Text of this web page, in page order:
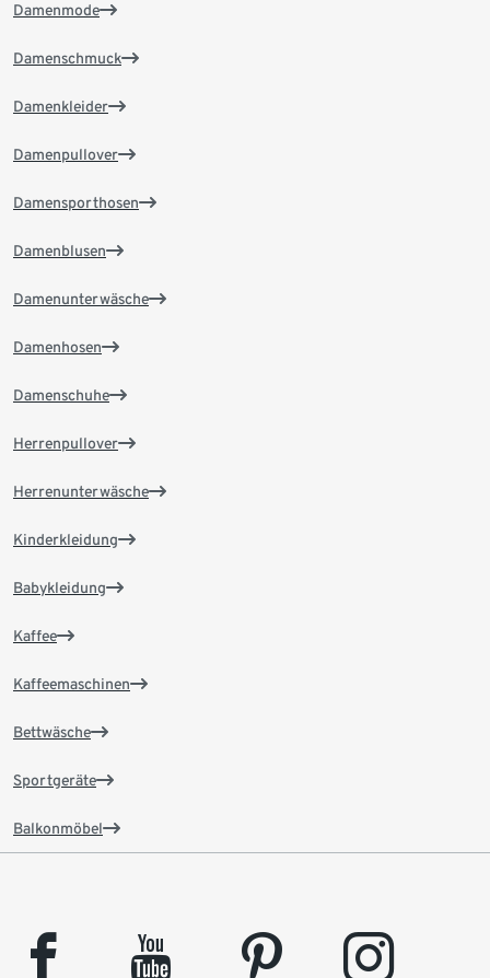
Damenmode
Damenschmuck
Damenkleider
Damenpullover
Damensporthosen
Damenblusen
Damenunterwäsche
Damenhosen
Damenschuhe
Herrenpullover
Herrenunterwäsche
Kinderkleidung
Babykleidung
Kaffee
Kaffeemaschinen
Bettwäsche
Sportgeräte
Balkonmöbel
facebook youtube pinterest instagram